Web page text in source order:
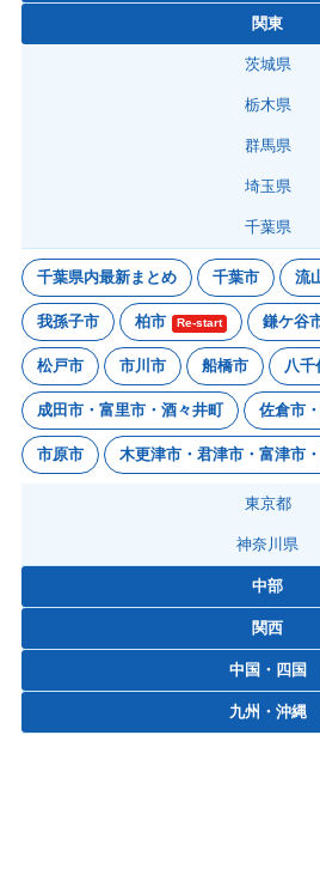
関東
茨城県
栃木県
群馬県
埼玉県
千葉県
千葉県内最新まとめ 千葉市 流
我孫子市 柏市 Re-start 鎌ケ谷
松戸市 市川市 船橋市 八
成田市・富里市・酒々井町 佐倉市
市原市 木更津市・君津市・富津市
東京都
神奈川県
中部
関西
中国・四国
九州・沖縄